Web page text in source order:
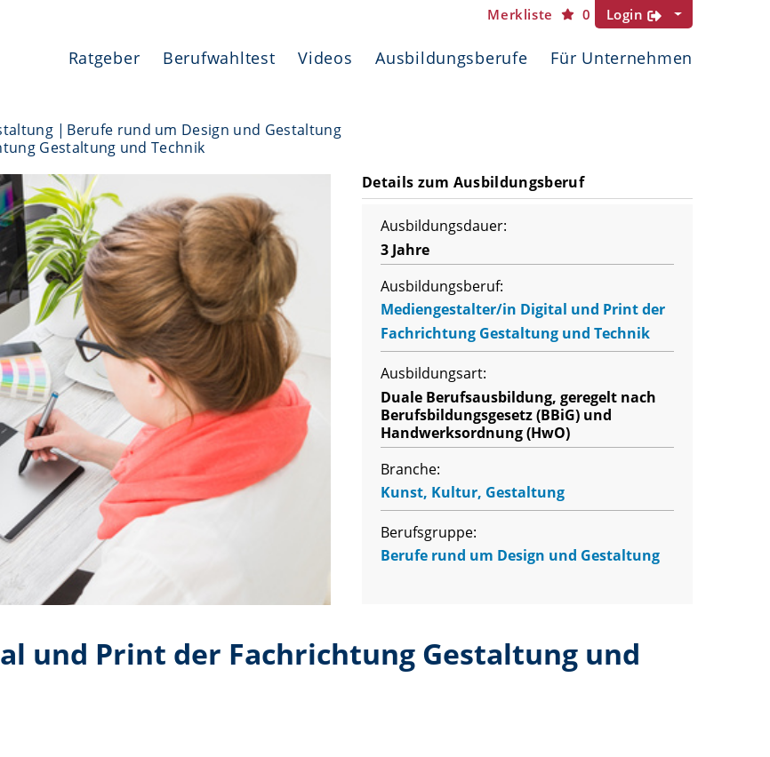
Merkliste 0 Login
Ratgeber Berufwahltest Videos Ausbildungsberufe Für Unternehmen
Berufe rund um Design und Gestaltung
Gestaltung und Technik
Details zum Ausbildungsberuf
Ausbildungsdauer:
3 Jahre
Ausbildungsberuf:
Mediengestalter/in Digital und Print der
Fachrichtung Gestaltung und Technik
Ausbildungsart:
Duale Berufsausbildung, geregelt nach
Berufsbildungsgesetz (BBiG) und
Handwerksordnung (HwO)
Branche:
Kunst, Kultur, Gestaltung
Berufsgruppe:
Berufe rund um Design und Gestaltung
und Print der Fachrichtung Gestaltung und